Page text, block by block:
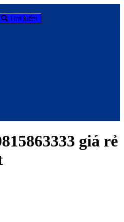
Tìm kiếm
giá rẻ